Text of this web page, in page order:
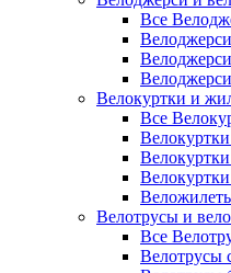
Все
Велокуртки и
Все
Велокуртки
Велотрусы и
Все
Велотрусы